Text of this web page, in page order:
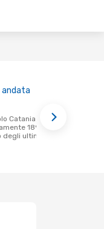
andata
1895 €,
degli ultimi